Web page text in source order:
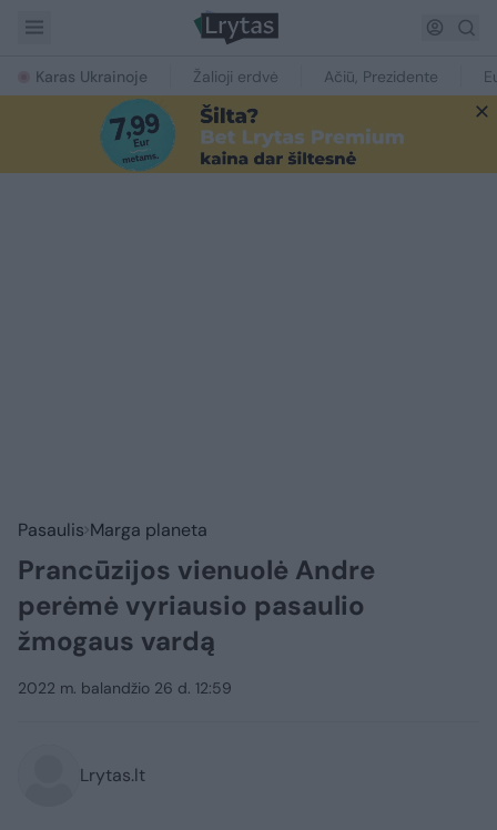
Karas Ukrainoje Žalioji erdvė Ačiū, Prezidente
Pasaulis Marga planeta
Prancūzijos vienuolė Andre
perėmė vyriausio pasaulio
žmogaus vardą
2022 m. balandžio 26 d. 12:59
Lrytas.lt